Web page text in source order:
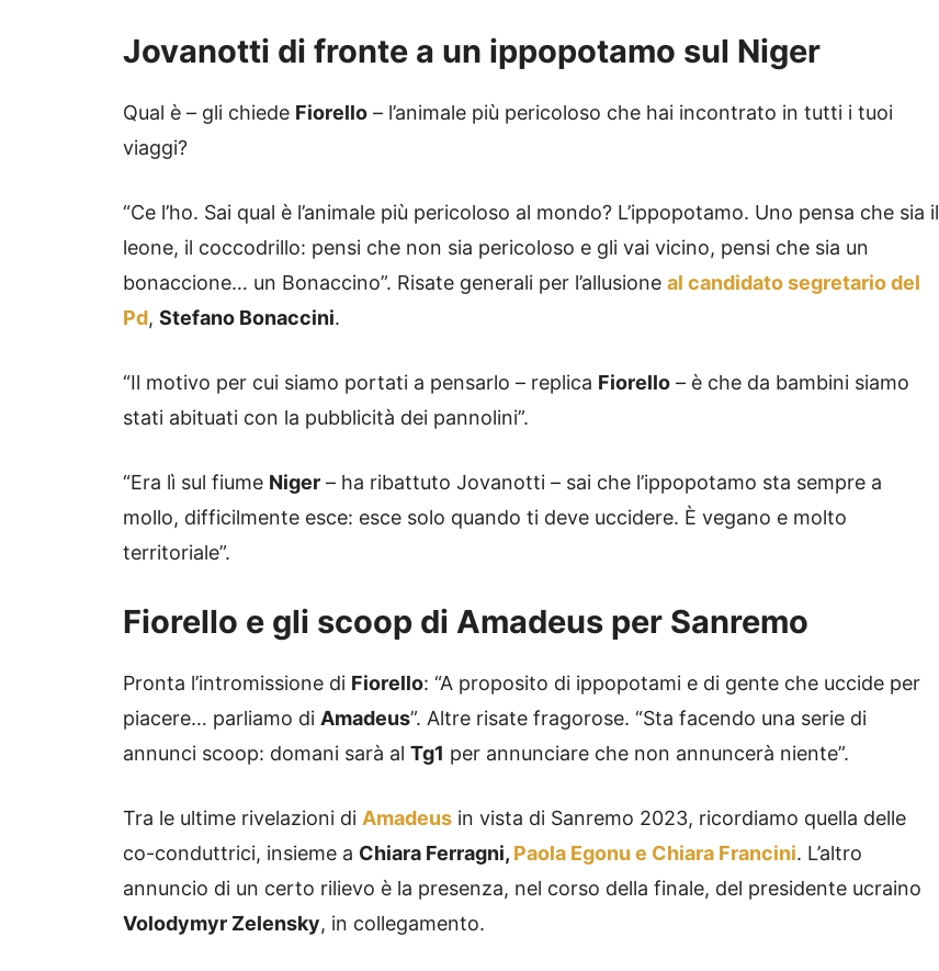
Jovanotti di fronte a un ippopotamo sul Niger
Qual è – gli chiede Fiorello – l’animale più pericoloso che hai incontrato in tutti i tuoi
viaggi?
“Ce l’ho. Sai qual è l’animale più pericoloso al mondo? L’ippopotamo. Uno pensa che sia il
leone, il coccodrillo: pensi che non sia pericoloso e gli vai vicino, pensi che sia un
bonaccione… un Bonaccino”. Risate generali per l’allusione al candidato segretario del
Pd, Stefano Bonaccini.
“Il motivo per cui siamo portati a pensarlo – replica Fiorello – è che da bambini siamo
stati abituati con la pubblicità dei pannolini”.
“Era lì sul fiume Niger – ha ribattuto Jovanotti – sai che l’ippopotamo sta sempre a
mollo, difficilmente esce: esce solo quando ti deve uccidere. È vegano e molto
territoriale”.
Fiorello e gli scoop di Amadeus per Sanremo
Pronta l’intromissione di Fiorello: “A proposito di ippopotami e di gente che uccide per
piacere… parliamo di Amadeus”. Altre risate fragorose. “Sta facendo una serie di
annunci scoop: domani sarà al Tg1 per annunciare che non annuncerà niente”.
Tra le ultime rivelazioni di Amadeus in vista di Sanremo 2023, ricordiamo quella delle
co-conduttrici, insieme a Chiara Ferragni, Paola Egonu e Chiara Francini. L’altro
annuncio di un certo rilievo è la presenza, nel corso della finale, del presidente ucraino
Volodymyr Zelensky, in collegamento.